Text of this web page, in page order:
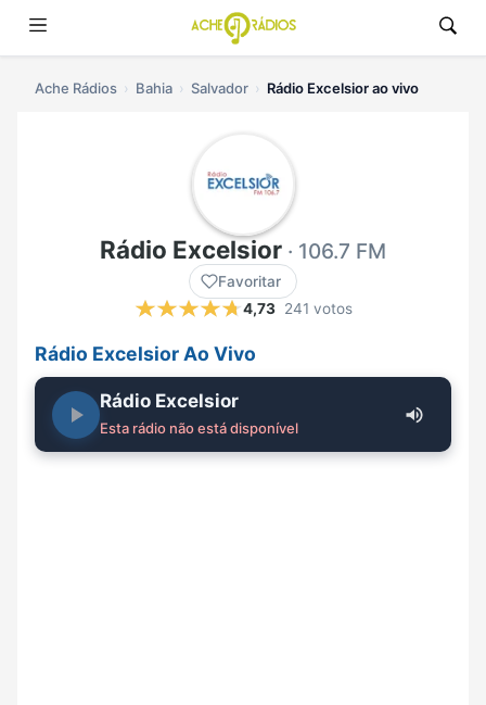
Ache Rádios Bahia Salvador Rádio Excelsior ao vivo
Rádio Excelsior · 106.7 FM
Favoritar
4,73 241 votos
Rádio Excelsior Ao Vivo
Rádio Excelsior
Esta rádio não está disponível